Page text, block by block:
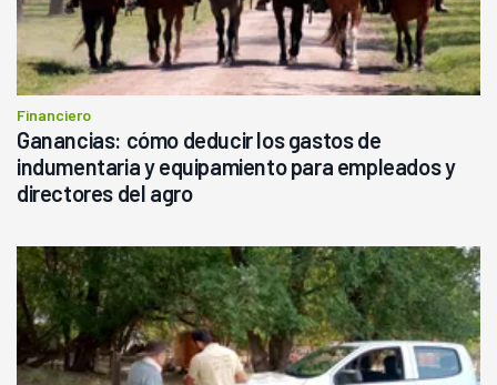
Financiero
Ganancias: cómo deducir los gastos de
indumentaria y equipamiento para empleados y
directores del agro